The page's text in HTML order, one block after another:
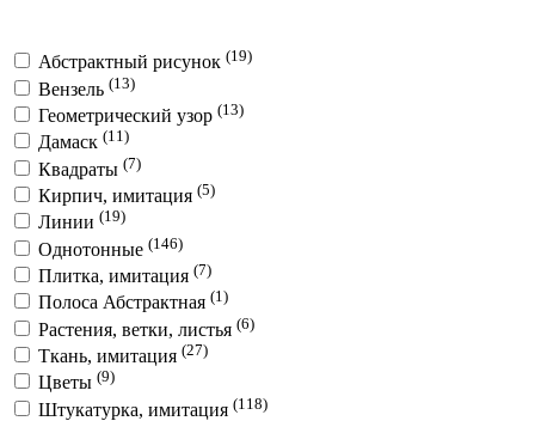
Абстрактный рисунок (19)
Вензель (13)
Геометрический узор (13)
Дамаск (11)
Квадраты (7)
Кирпич, имитация (5)
Линии (19)
Однотонные (146)
Плитка, имитация (7)
Полоса Абстрактная (1)
Растения, ветки, листья (6)
Ткань, имитация (27)
Цветы (9)
Штукатурка, имитация (118)